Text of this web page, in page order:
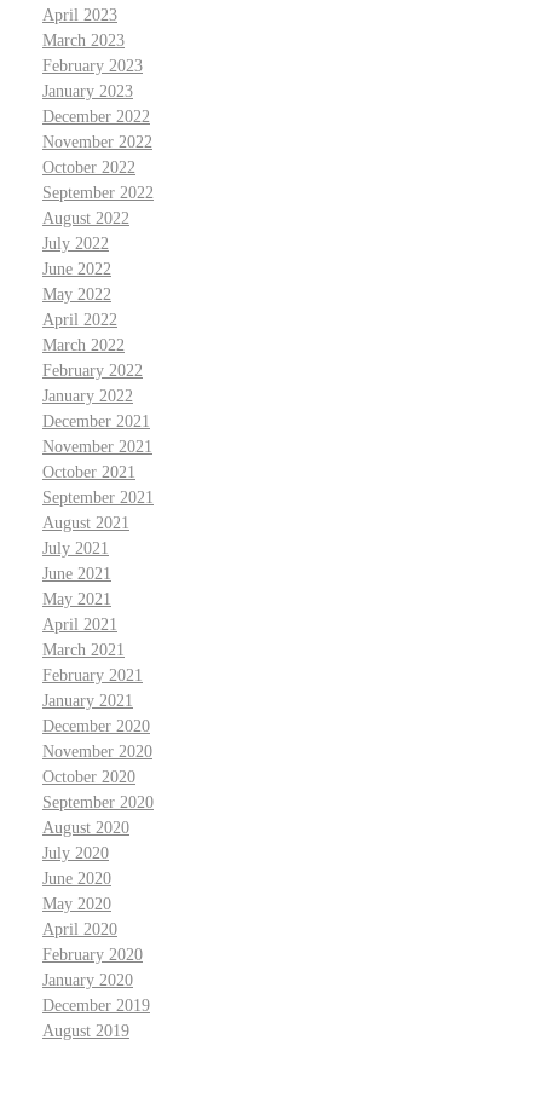
April 2023
March 2023
February 2023
January 2023
December 2022
November 2022
October 2022
September 2022
August 2022
July 2022
June 2022
May 2022
April 2022
March 2022
February 2022
January 2022
December 2021
November 2021
October 2021
September 2021
August 2021
July 2021
June 2021
May 2021
April 2021
March 2021
February 2021
January 2021
December 2020
November 2020
October 2020
September 2020
August 2020
July 2020
June 2020
May 2020
April 2020
February 2020
January 2020
December 2019
August 2019